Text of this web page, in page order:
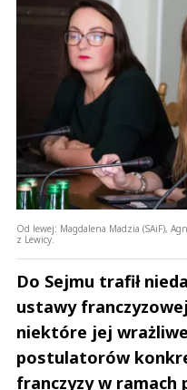
Od lewej: Magdalena Madzia (SAiF),
z Lewicy.
Do Sejmu trafił
ustawy
niektóre jej
postulatorów
franczyzy w ramach